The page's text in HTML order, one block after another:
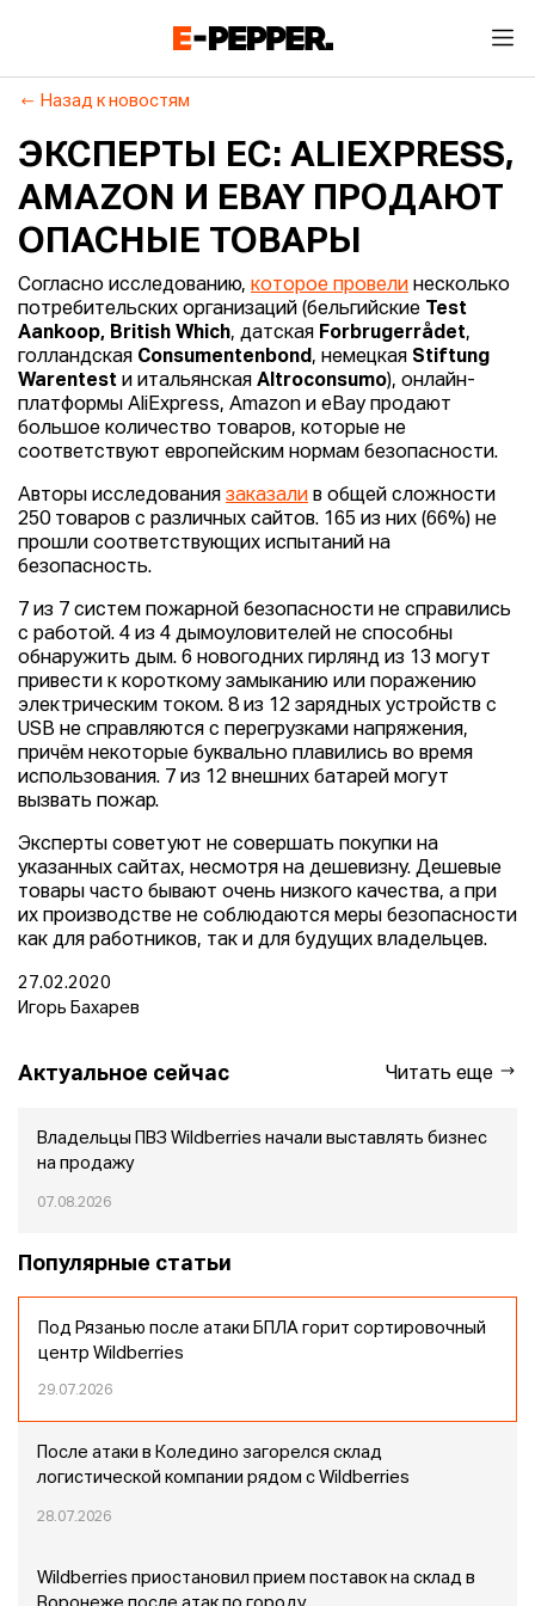
Назад к новостям
ЭКСПЕРТЫ ЕС: ALIEXPRESS,
AMAZON И EBAY ПРОДАЮТ
ОПАСНЫЕ ТОВАРЫ
Согласно исследованию, которое провели несколько
потребительских организаций (бельгийские
Test
Aankoop, British Which, датская Forbrugerrådet,
голландская Consumentenbond , немецкая Stiftung
Warentest и итальянская Altroconsumo), онлайн-
платформы AliExpress, Amazon и eBay продают
большое количество товаров, которые не
соответствуют европейским нормам безопасности.
Авторы исследования заказали в общей сложности
250 товаров с различных сайтов. 165 из них (66%) не
прошли соответствующих испытаний на
безопасность.
7 из 7 систем пожарной безопасности не справились
с работой. 4 из 4 дымоуловителей не способны
обнаружить дым. 6 новогодних гирлянд из 13 могут
привести к короткому замыканию или поражению
электрическим током. 8 из 12 зарядных устройств с
USB не справляются с перегрузками напряжения,
причём некоторые буквально плавились во время
использования. 7 из 12 внешних батарей могут
вызвать пожар.
Эксперты советуют не совершать покупки на
указанных сайтах, несмотря на дешевизну. Дешевые
товары часто бывают очень низкого качества, а при
их производстве не соблюдаются меры безопасности
как для работников, так и для будущих владельцев.
27.02.2020
Игорь Бахарев
Актуальное сейчас Читать еще
Владельцы ПВЗ Wildberries начали выставлять бизнес
на продажу
07.08.2026
Популярные статьи
Под Рязанью после атаки БПЛА горит сортировочный
центр Wildberries
29.07.2026
После атаки в Коледино загорелся склад
логистической компании рядом с Wildberries
28.07.2026
Wildberries приостановил прием поставок на склад в